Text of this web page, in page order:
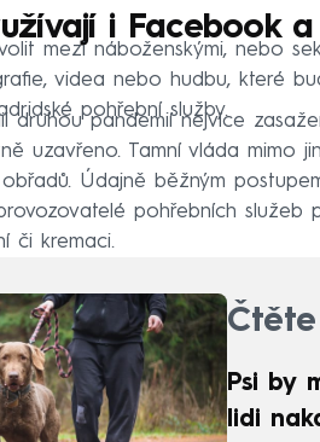
i Facebook a
mezi náboženskými, nebo
videa nebo hudbu, které
pohřební služby.
druhou pandemií nejvíce
uzavřeno. Tamní vláda mimo
Údajně běžným
pohřebních služeb
či kremaci.
Psi by
lidi